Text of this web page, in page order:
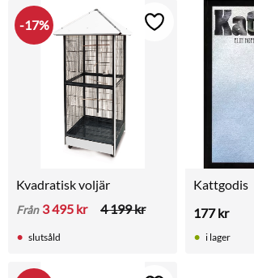
Kvadratisk voljär
Från 3 495 kr 4 199kr
17% Lägg till i favoriter
slutsåld
Kattgodis
177kr
i lager